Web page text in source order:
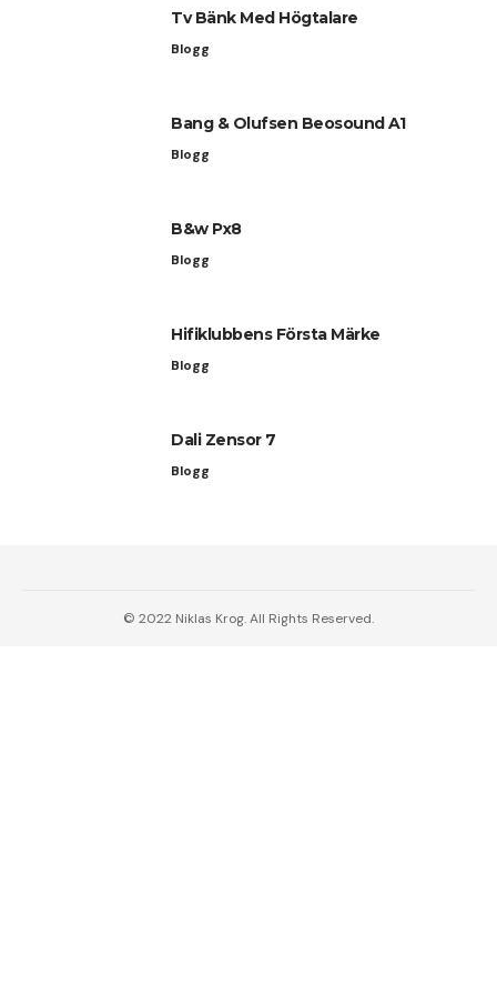
Tv Bänk Med Högtalare
Blogg
Bang & Olufsen Beosound A1
Blogg
B&w Px8
Blogg
Hifiklubbens Första Märke
Blogg
Dali Zensor 7
Blogg
© 2022 Niklas Krog. All Rights Reserved.